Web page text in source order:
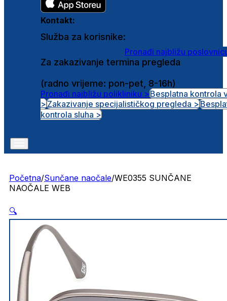
Kontakt:
Služba za korisnike:
Pronađi najbližu
Za zakazivanje termina pregleda
(radno vrijeme: pon-pet, 8-16h)
Pronađi najbližu polikliniku >Besplatna kontrola
>Zakazivanje specijalističkog pregleda >
kontrola sluha >
Početna/Sunčane naočale/WE0355 SUNČANE
NAOČALE WEB
🔍